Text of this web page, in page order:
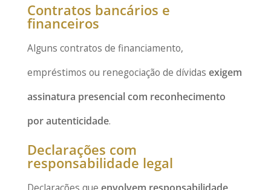
Contratos bancários e
financeiros
Alguns contratos de financiamento,
empréstimos ou renegociação de dívidas exigem
assinatura presencial com reconhecimento
por autenticidade.
Declarações com
responsabilidade legal
Declarações que envolvem responsabilidade